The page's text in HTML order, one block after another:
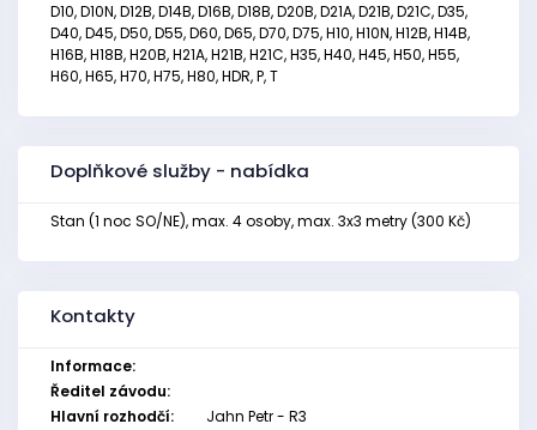
D10, D10N, D12B, D14B, D16B, D18B, D20B, D21A, D21B, D21C, D35,
D40, D45, D50, D55, D60, D65, D70, D75, H10, H10N, H12B, H14B,
H16B, H18B, H20B, H21A, H21B, H21C, H35, H40, H45, H50, H55,
H60, H65, H70, H75, H80, HDR, P, T
Doplňkové služby - nabídka
Stan (1 noc SO/NE), max. 4 osoby, max. 3x3 metry (300 Kč)
Kontakty
Informace:
Ředitel závodu:
Hlavní rozhodčí:
Jahn Petr - R3